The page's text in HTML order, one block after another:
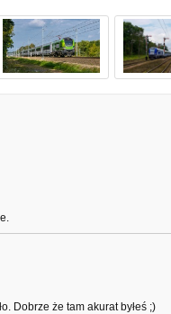
Dobrze że tam akurat byłeś ;)